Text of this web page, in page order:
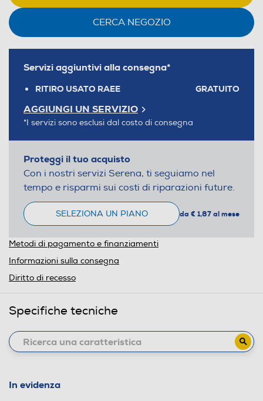
CERCA NEGOZIO
Servizi aggiuntivi alla consegna*
RITIRO USATO RAEE GRATUITO
AGGIUNGI UN SERVIZIO
*I servizi sono esclusi dal costo di consegna
Proteggi il tuo acquisto
Con i nostri servizi Serena, ti seguiamo nel
tempo e risparmi sui costi di riparazioni future.
SELEZIONA UN PIANO da € 1,87 al mese
Metodi di pagamento e finanziamenti
Informazioni sulla consegna
Diritto di recesso
Specifiche tecniche
In evidenza